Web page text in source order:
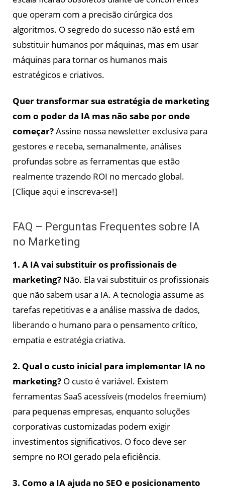
que operam com a precisão cirúrgica dos
algoritmos. O segredo do sucesso não está em
substituir humanos por máquinas, mas em usar
máquinas para tornar os humanos mais
estratégicos e criativos.
Quer transformar sua estratégia de marketing
com o poder da IA mas não sabe por onde
começar?Assine nossa newsletter exclusiva para
gestores e receba, semanalmente, análises
profundas sobre as ferramentas que estão
realmente trazendo ROI no mercado global.
[Clique aqui e inscreva-se!]
FAQ – Perguntas Frequentes sobre IA
no Marketing
1. A IA vai substituir os profissionais de
marketing? Não. Ela vai substituir os profissionais
que não sabem usar a IA. A tecnologia assume as
tarefas repetitivas e a análise massiva de dados,
liberando o humano para o pensamento crítico,
empatia e estratégia criativa.
2. Qual o custo inicial para implementar IA no
marketing? O custo é variável. Existem
ferramentas SaaS acessíveis (modelos freemium)
para pequenas empresas, enquanto soluções
corporativas customizadas podem exigir
investimentos significativos. O foco deve ser
sempre no ROI gerado pela eficiência.
3. Como a IA ajuda no SEO e posicionamento